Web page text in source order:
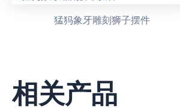
猛犸象牙雕刻狮子摆件
相关产品